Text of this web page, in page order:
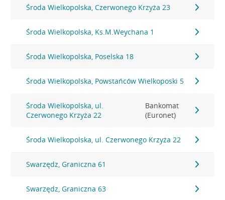
Środa Wielkopolska, Czerwonego Krzyża 23
Środa Wielkopolska, Ks.M.Weychana 1
Środa Wielkopolska, Poselska 18
Środa Wielkopolska, Powstańców Wielkoposki 5
Środa Wielkopolska, ul.
Czerwonego Krzyża 22
Bankomat
(Euronet)
Środa Wielkopolska, ul. Czerwonego Krzyża 22
Swarzędz, Graniczna 61
Swarzędz, Graniczna 63